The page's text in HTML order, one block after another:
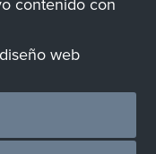
contenido con
web